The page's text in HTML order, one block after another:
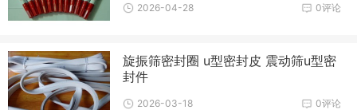
0评论
2026-04-28
旋振筛密封圈 u型密封皮 震动筛u型密
封件
0评论
2026-03-18